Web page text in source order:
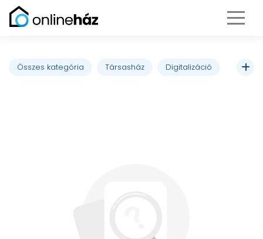
Összes kategória Társasház Digitalizáció